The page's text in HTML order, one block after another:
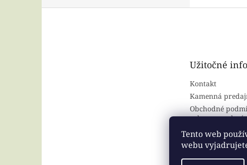
Tento web
webu
Užitočné
Kontakt
Kamenná
Obchodné
ochrana